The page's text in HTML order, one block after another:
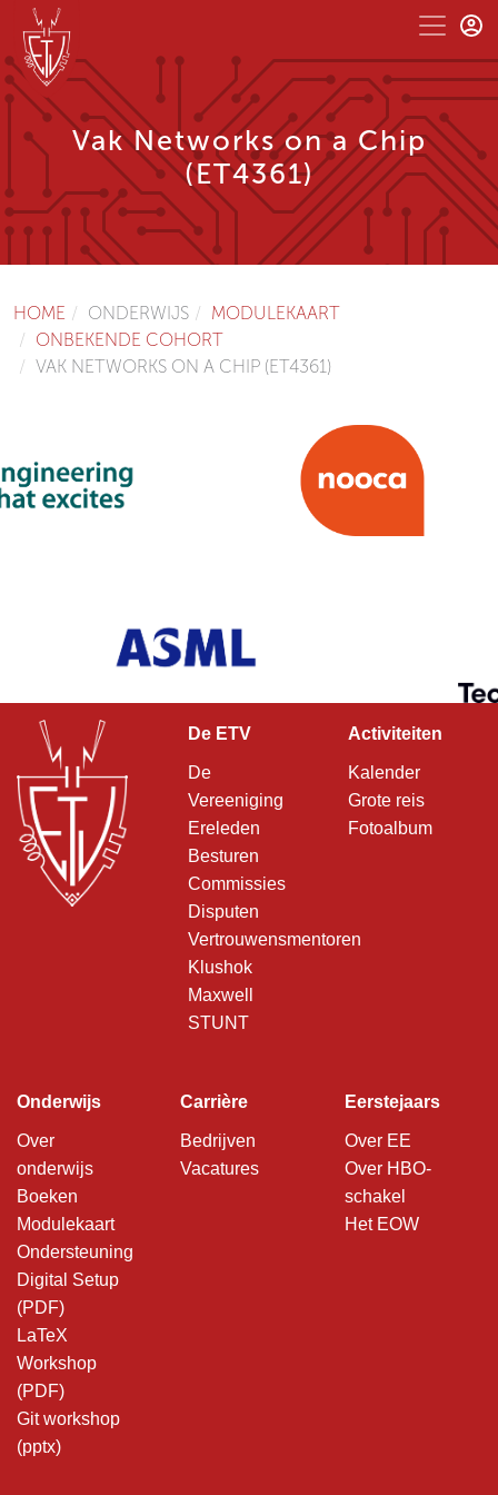
Vak Networks on a Chip
(ET4361)
HOME ONDERWIJS
MODULEKAART
ONBEKENDE COHORT
VAK NETWORKS ON A CHIP (ET4361)
De ETV
De
Vereeniging
Ereleden
Besturen
Commissies
Disputen
Vertrouwensmentoren
Klushok
Maxwell
STUNT
Activiteiten
Kalender
Grote reis
Fotoalbum
Onderwijs
Over
onderwijs
Boeken
Modulekaart
Ondersteuning
Digital Setup
(PDF)
LaTeX
Workshop
(PDF)
Git workshop
(pptx)
Carrière
Bedrijven
Vacatures
Eerstejaars
Over EE
Over HBO-
schakel
Het EOW